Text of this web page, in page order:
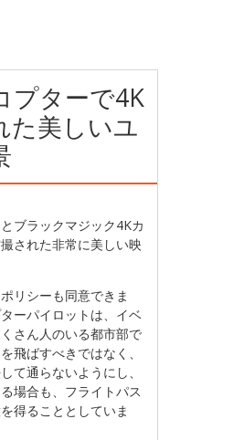
プターで4K
た美しいユ
ブラックマジック4Kカ
された非常に美しい映
リシーも同意できま
ーパイロットは、イベ
さん人のいる都市部で
飛ばすべきではなく、
て通らないようにし、
場合も、フライトパス
得ることとしていま